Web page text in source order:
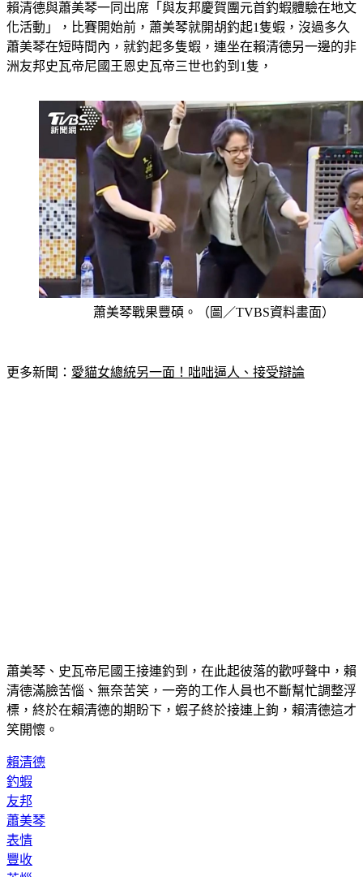
賴清德與蕭美琴一同出席「與友邦慶賀團元首釣蝦體驗在地文
化活動」，比賽開始前，蕭美琴就開胡釣起1隻蝦，沒過多久
蕭美琴在短時間內，就釣起多隻蝦，連坐在賴清德另一邊的非
洲友邦史瓦帝尼國王恩史瓦帝三世也釣到1隻，
蕭美琴戰果豐碩。（圖／TVBS資料畫面）
更多新聞： 愛貓女總統另一面！咄咄逼人、接受辯論
蕭美琴、史瓦帝尼國王接連釣到，在此起彼落的歡呼聲中，賴
清德滿臉苦惱、無奈苦笑，一旁的工作人員也不斷幫忙調整浮
標，終於在賴清德的期盼下，蝦子終於接連上鉤，賴清德這才
笑開懷。
賴清德
釣蝦
友邦
蕭美琴
表情
豐收